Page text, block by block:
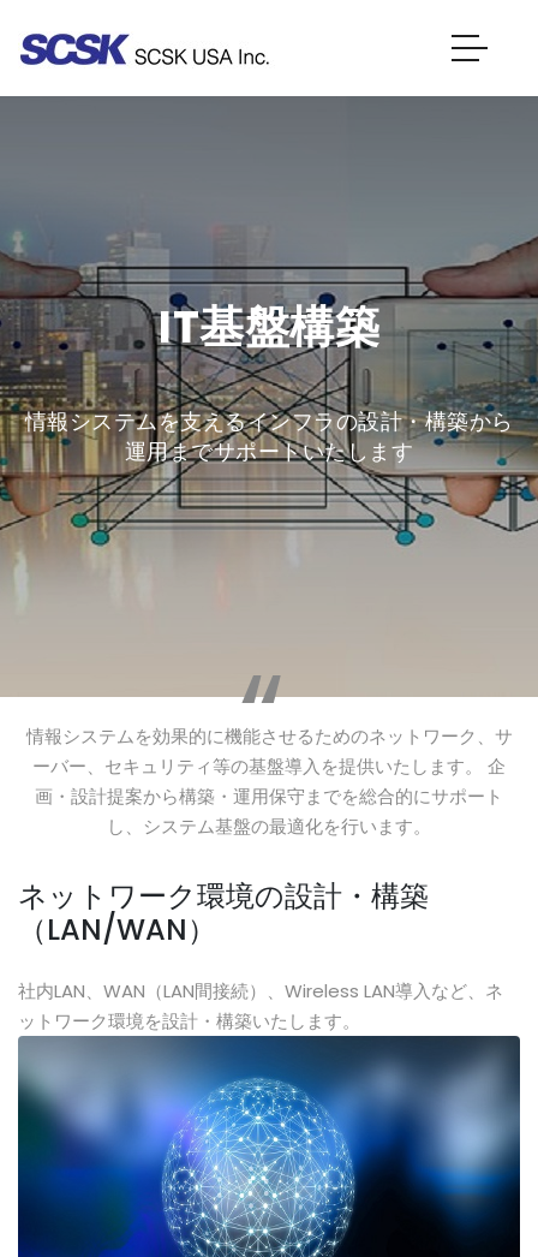
IT基盤構築
情報システムを支えるインフラの設計・構築から
運用までサポートいたします
情報システムを効果的に機能させるためのネットワーク、サ
ーバー、セキュリティ等の基盤導入を提供いたします。 企
画・設計提案から構築・運用保守までを総合的にサポート
し、システム基盤の最適化を行います。
ネットワーク環境の設計・構築
（LAN/WAN）
社内LAN、WAN（LAN間接続）、Wireless LAN導入など、ネ
ットワーク環境を設計・構築いたします。